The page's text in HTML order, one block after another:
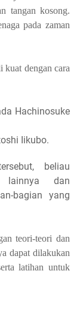
tangan kosong.
pada zaman
kuat dengan cara
Hachinosuke
Iikubo.
beliau
dan
bagian yang
teori-teori dan
dapat dilakukan
latihan untuk